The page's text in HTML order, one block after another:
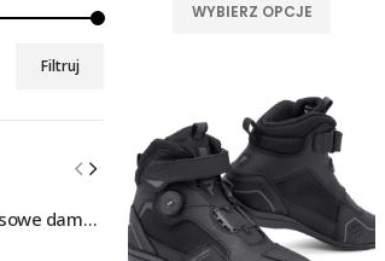
WYBIERZ OPCJE
Opcje
można
wybrać
na
Filtruj
Spodnie jeansowe damskie SHIMA RIDGE LADY blue